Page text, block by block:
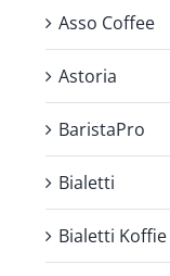
Asso Coffee
Astoria
BaristaPro
Bialetti
Bialetti Koffie